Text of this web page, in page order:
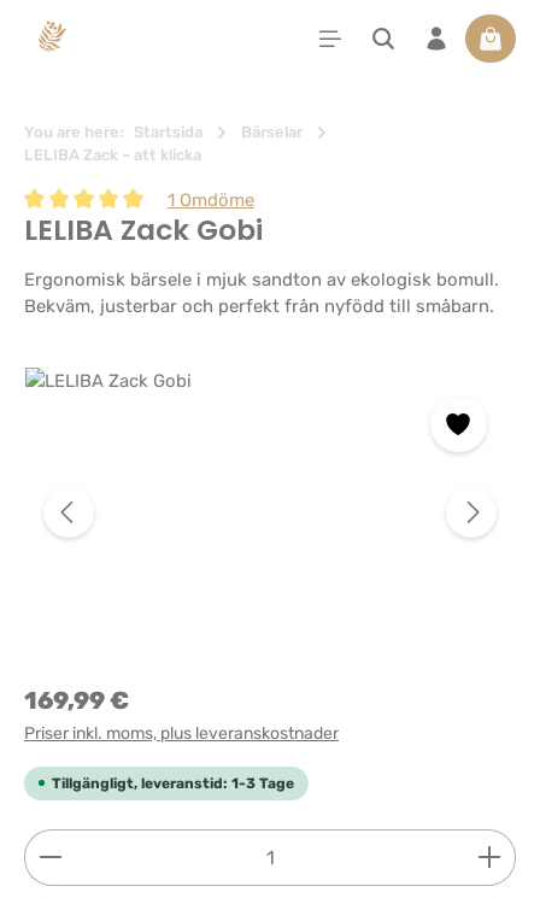
You are here: Startsida
Bärselar
LELIBA Zack – att klicka
Genomsnittligt betyg på 5 av 5 stjärnor
1 Omdöme
LELIBA Zack Gobi
Ergonomisk bärsele i mjuk sandton av ekologisk bomull.
Bekväm, justerbar och perfekt från nyfödd till småbarn.
Hoppa över bildgalleri
169,99 €
Priser inkl. moms, plus leveranskostnader
Tillgängligt, leveranstid: 1-3 Tage
Produktkvantitet: Ange önskat belopp eller